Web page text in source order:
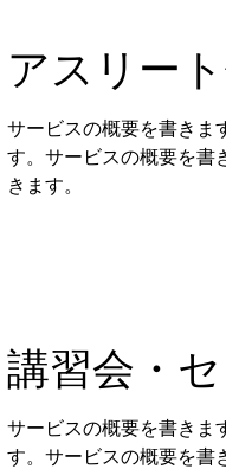
アスリー
サービスの概要を書きま
す。サービスの概要を書
きます。
講習会・
サービスの概要を書きま
す。サービスの概要を書